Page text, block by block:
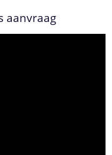
aanvraag